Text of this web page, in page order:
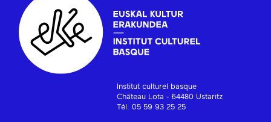
Institut culturel basque
Château Lota - 64480 Ustaritz
Tél. 05 59 93 25 25